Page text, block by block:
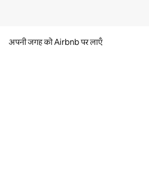
अपनी जगह को Airbnb पर लाएँ